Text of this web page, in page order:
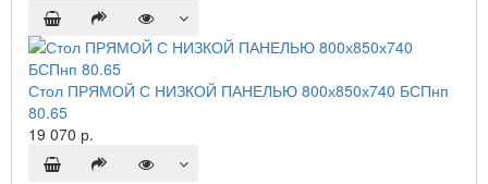
Стол ПРЯМОЙ С НИЗКОЙ ПАНЕЛЬЮ 800х850х740 БСПнп
80.65
19 070 р.